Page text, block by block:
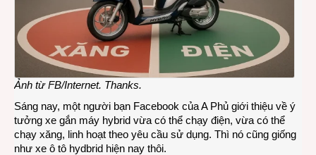
Ảnh từ FB/Internet. Thanks.
Sáng nay, một người bạn Facebook của A Phủ giới thiệu về ý
tưởng xe gắn máy hybrid vừa có thể chạy điện, vừa có thể
chạy xăng, linh hoạt theo yêu cầu sử dụng. Thì nó cũng giống
như xe ô tô hydbrid hiện nay thôi.